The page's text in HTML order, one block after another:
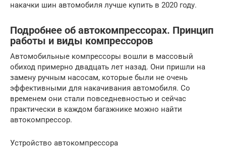
накачки шин автомобиля лучше купить в 2020 году.
Подробнее об автокомпрессорах. Принцип
работы и виды компрессоров
Автомобильные компрессоры вошли в массовый
обиход примерно двадцать лет назад. Они пришли на
замену ручным насосам, которые были не очень
эффективными для накачивания автомобиля. Со
временем они стали повседневностью и сейчас
практически в каждом багажнике можно найти
автокомпрессор.
Устройство автокомпрессора